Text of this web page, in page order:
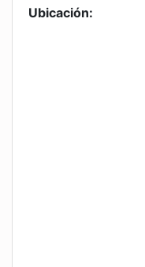
Ubicación: